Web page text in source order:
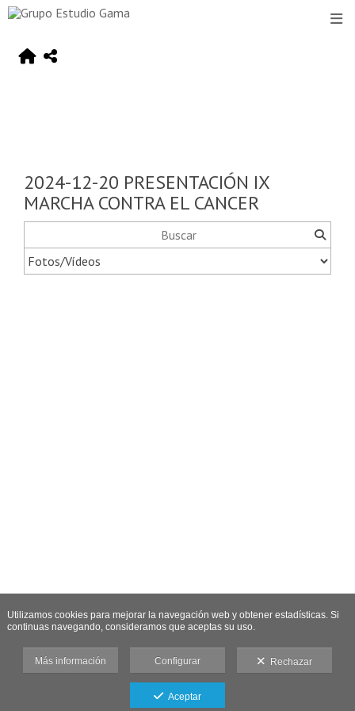
2024-12-20 PRESENTACIÓN IX
MARCHA CONTRA EL CANCER
Utilizamos cookies para mejorar la navegación web y obtener estadísticas. Si
continuas navegando, consideramos que aceptas su uso.
Más información Configurar Rechazar
Aceptar